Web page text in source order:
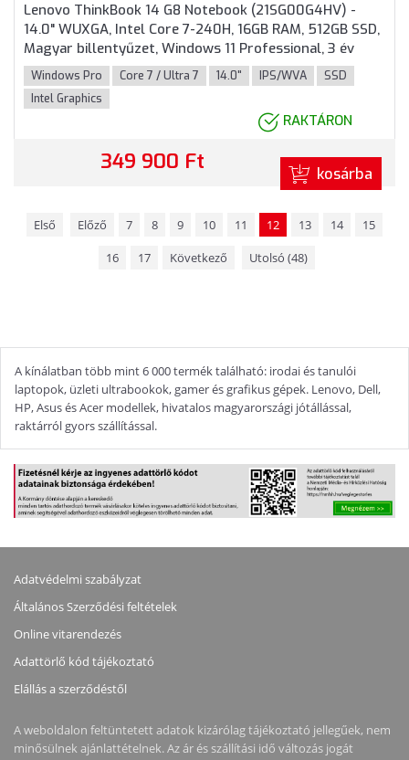
Lenovo ThinkBook 14 G8 Notebook (21SG00G4HV) -
14.0" WUXGA, Intel Core 7-240H, 16GB RAM, 512GB SSD,
Magyar billentyűzet, Windows 11 Professional, 3 év
garancia, Szürke színben
Windows Pro Core 7 / Ultra 7 14.0" IPS/WVA
SSD
Intel Graphics
RAKTÁRON
349 900 Ft kosárba
Első Előző 7 8 9 10 11 12 13 14
15
16
17 Következő Utolsó (48)
A kínálatban több mint 6 000 termék található: irodai és tanulói
laptopok, üzleti ultrabookok, gamer és grafikus gépek. Lenovo, Dell,
HP, Asus és Acer modellek, hivatalos magyarországi jótállással,
raktárról gyors szállítással.
Adatvédelmi szabályzat
Általános Szerződési feltételek
Online vitarendezés
Adattörlő kód tájékoztató
Elállás a szerződéstől
A weboldalon feltüntetett adatok kizárólag tájékoztató jellegűek, nem
minősülnek ajánlattételnek. Az ár és szállítási idő változás jogát